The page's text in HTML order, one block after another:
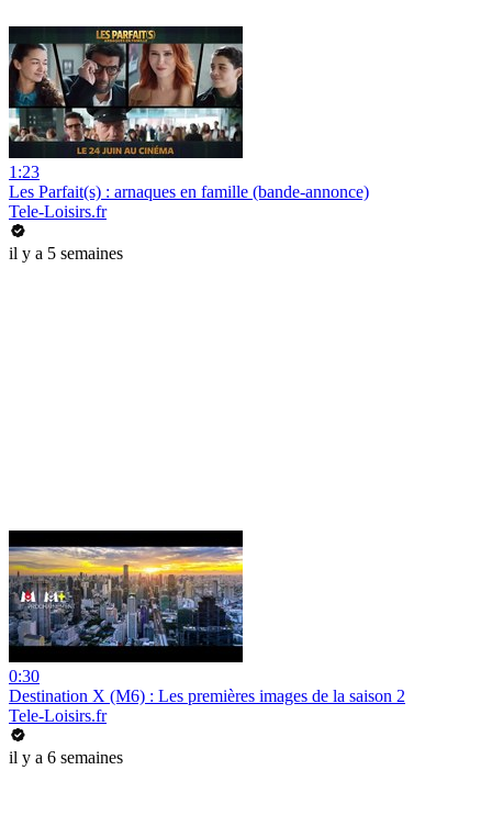
1:23
Les Parfait(s) : arnaques en famille (bande-annonce)
Tele-Loisirs.fr
il y a 5 semaines
0:30
Destination X (M6) : Les premières images de la saison 2
Tele-Loisirs.fr
il y a 6 semaines